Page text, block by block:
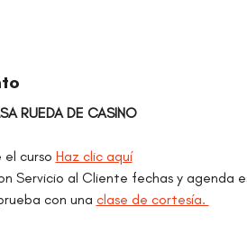
RUEDA DE CASINO
el curso Haz clic aquí
Servicio al Cliente fechas y agenda
con una clase de cortesía.